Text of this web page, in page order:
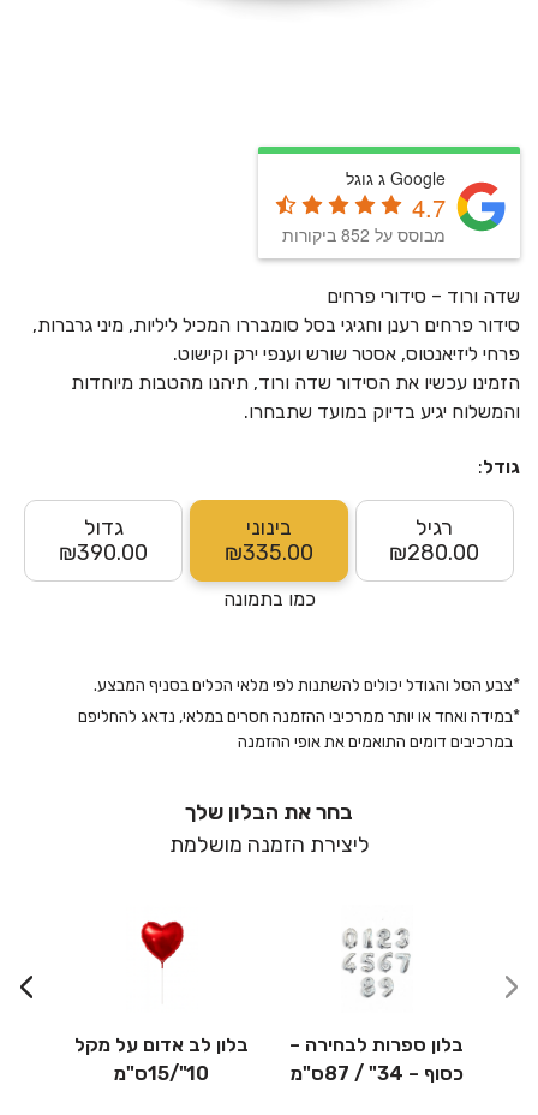
Google ג גוגל
4.7
מבוסס על 852 ביקורות
שדה ורוד – סידורי פרחים
סידור פרחים רענן וחגיגי בסל סומבררו המכיל ליליות, מיני גרברות,
פרחי ליזיאנטוס, אסטר שורש וענפי ירק וקישוט.
הזמינו עכשיו את הסידור שדה ורוד, תיהנו מהטבות מיוחדות
והמשלוח יגיע בדיוק במועד שתבחרו.
גודל:
רגיל
₪280.00
בינוני
₪335.00
כמו בתמונה
גדול
₪390.00
*צבע הסל והגודל יכולים להשתנות לפי מלאי הכלים בסניף המבצע.
*במידה ואחד או יותר ממרכיבי ההזמנה חסרים במלאי, נדאג להחליפם
במרכיבים דומים התואמים את אופי ההזמנה
בחר את הבלון שלך
ליצירת הזמנה מושלמת
בלון ספרות לבחירה –
כסוף – 34" / 87ס"מ
בלון לב אדום על מקל
10"/15ס"מ
‹
›